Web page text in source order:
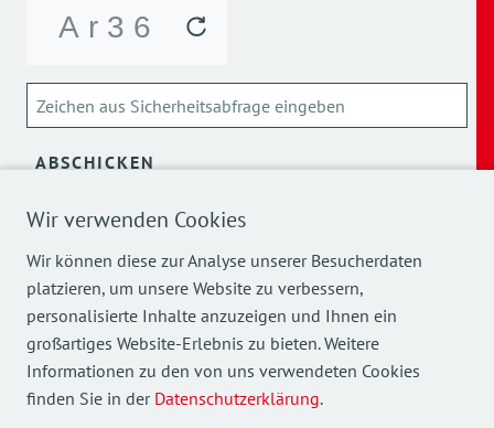
Wir verwenden Cookies
Wir können diese zur Analyse unserer Besucherdaten
platzieren, um unsere Website zu verbessern,
personalisierte Inhalte anzuzeigen und Ihnen ein
großartiges Website-Erlebnis zu bieten. Weitere
Informationen zu den von uns verwendeten Cookies
finden Sie in der Datenschutzerklärung.
ABSCHICKEN
Über die Verarbeitung meiner personenbezogenen Daten
Mehr Einblicke in unsere Arbeit finden Sie auch auf